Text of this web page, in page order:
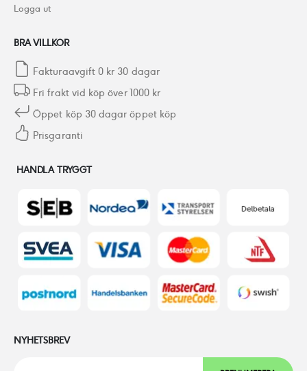
Logga ut
BRA VILLKOR
Fakturaavgift 0 kr 30 dagar
Fri frakt vid köp över 1000 kr
Öppet köp 30 dagar öppet köp
Prisgaranti
HANDLA TRYGGT
NYHETSBREV